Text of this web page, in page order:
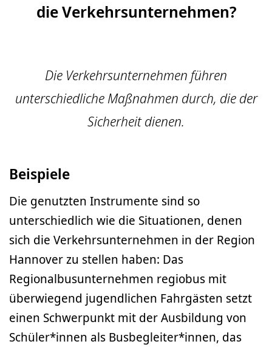
die Ver­kehrs­un­ter­nehmen?
Die Verkehrsunternehmen führen
unterschiedliche Maßnahmen durch, die der
Sicherheit dienen.
Beispiele
Die genutzten Instrumente sind so
unterschiedlich wie die Situationen, denen
sich die Verkehrsunternehmen in der Region
Hannover zu stellen haben: Das
Regionalbusunternehmen regiobus mit
überwiegend jugendlichen Fahrgästen setzt
einen Schwerpunkt mit der Ausbildung von
Schüler*innen als Busbegleiter*innen, das